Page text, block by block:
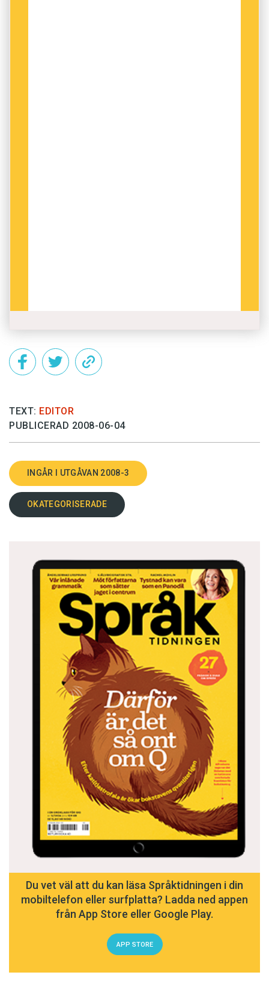
TEXT: EDITOR
PUBLICERAD 2008-06-04
INGÅR I UTGÅVAN 2008-3
OKATEGORISERADE
Du vet väl att du kan läsa Språktidningen i din
mobiltelefon eller surfplatta? Ladda ned appen
från App Store eller Google Play.
APP STORE